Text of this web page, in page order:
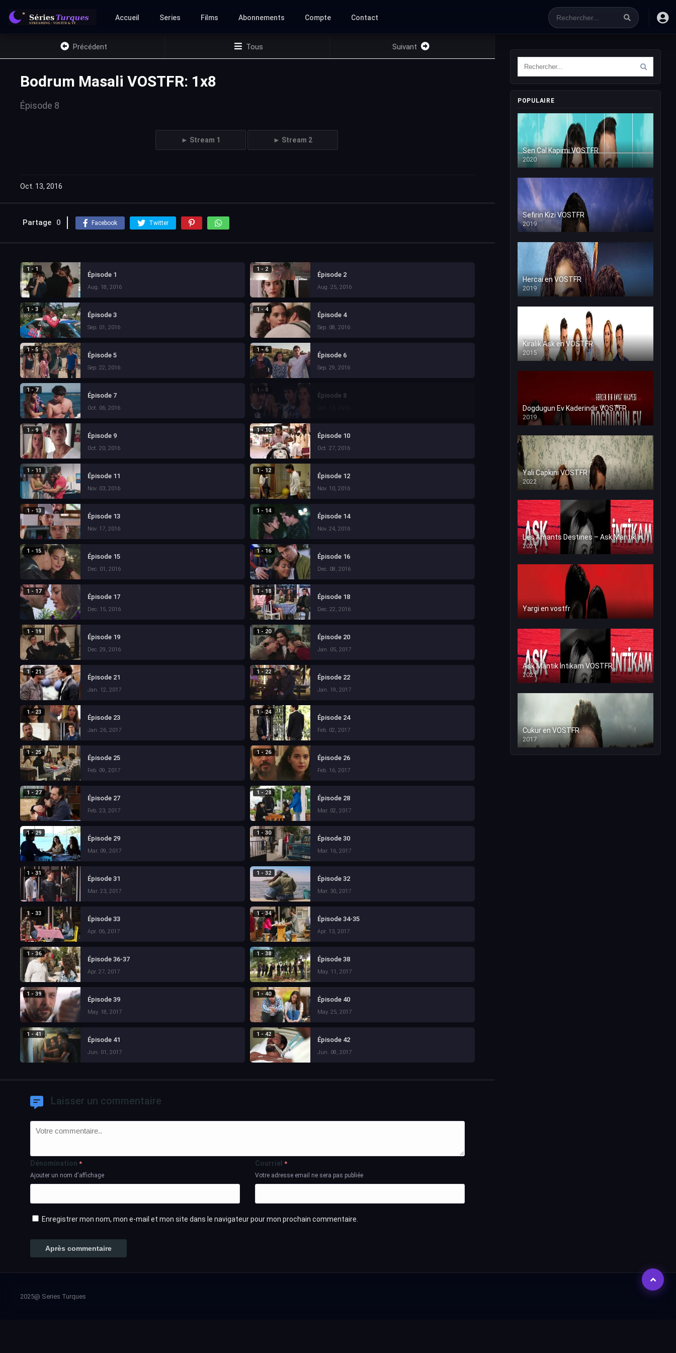
Accueil Series Films Abonnements Compte Contact
Précédent Tous Suivant
Bodrum Masali VOSTFR: 1x8
Épisode 8
► Stream 1 ► Stream 2
Oct. 13, 2016
Partage 0 Facebook Twitter
1 - 1
Épisode 1
Aug. 18, 2016
1 - 2
Épisode 2
Aug. 25, 2016
1 - 3
Épisode 3
Sep. 01, 2016
1 - 4
Épisode 4
Sep. 08, 2016
1 - 5
Épisode 5
Sep. 22, 2016
1 - 6
Épisode 6
Sep. 29, 2016
1 - 7
Épisode 7
Oct. 06, 2016
1 - 8
Épisode 8
1 - 9
Épisode 9
Oct. 20, 2016
1 - 10
Épisode 10
Oct. 27, 2016
1 - 11
Épisode 11
Nov. 03, 2016
1 - 12
Épisode 12
Nov. 10, 2016
1 - 13
Épisode 13
Nov. 17, 2016
1 - 14
Épisode 14
Nov. 24, 2016
1 - 15
Épisode 15
Dec. 01, 2016
1 - 16
Épisode 16
Dec. 08, 2016
1 - 17
Épisode 17
Dec. 15, 2016
1 - 18
Épisode 18
Dec. 22, 2016
1 - 19
Épisode 19
Dec. 29, 2016
1 - 20
Épisode 20
Jan. 05, 2017
1 - 21
Épisode 21
Jan. 12, 2017
1 - 22
Épisode 22
Jan. 19, 2017
1 - 23
Épisode 23
Jan. 26, 2017
1 - 24
Épisode 24
Feb. 02, 2017
1 - 25
Épisode 25
Feb. 09, 2017
1 - 26
Épisode 26
Feb. 16, 2017
1 - 27
Épisode 27
Feb. 23, 2017
1 - 28
Épisode 28
Mar. 02, 2017
1 - 29
Épisode 29
Mar. 09, 2017
1 - 30
Épisode 30
Mar. 16, 2017
1 - 31
Épisode 31
Mar. 23, 2017
1 - 32
Épisode 32
Mar. 30, 2017
1 - 33
Épisode 33
Apr. 06, 2017
1 - 34
Épisode 34-35
Apr. 13, 2017
1 - 36
Épisode 36-37
Apr. 27, 2017
1 - 38
Épisode 38
May. 11, 2017
1 - 39
Épisode 39
May. 18, 2017
1 - 40
Épisode 40
May. 25, 2017
1 - 41
Épisode 41
Jun. 01, 2017
1 - 42
Épisode 42
Jun. 08, 2017
Laisser un commentaire
Dénomination *
Ajouter un nom d'affichage
Courriel *
Votre adresse email ne sera pas publiée
Enregistrer mon nom, mon e-mail et mon site dans le navigateur pour mon prochain commentaire.
POPULAIRE
Sen Cal Kapimi VOSTFR
2020
Sefirin Kizi VOSTFR
2019
Hercai en VOSTFR
2019
Kiralik Ask en VOSTFR
2015
Dogdugun Ev Kaderindir VOSTFR
2019
Yali Capkini VOSTFR
2022
Les Amants Destines – Ask Mantik İntikam en VF (Voix Francaise)
2021
Yargi en vostfr
Ask Mantik İntikam VOSTFR
2021
Cukur en VOSTFR
2017
2025@ Series Turques